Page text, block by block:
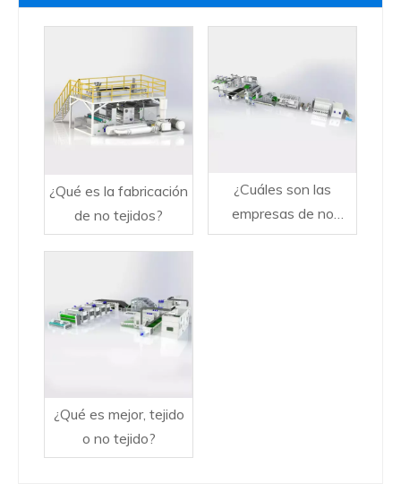
¿Qué es la fabricación
de no tejidos?
¿Cuáles son las
empresas de no
tejidos más grandes?
¿Qué es mejor, tejido
o no tejido?